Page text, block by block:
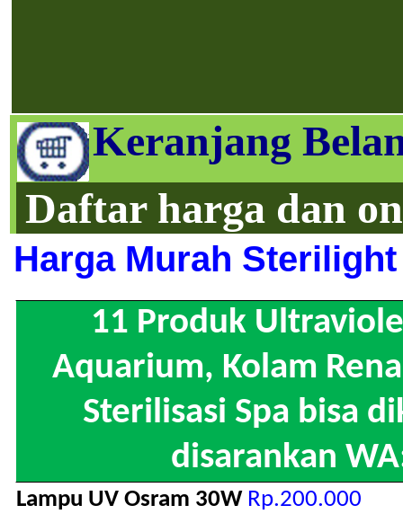
Keranjang
Daftar harga dan
Harga Murah
11 Produk
Aquarium, Kolam
Sterilisasi Spa bisa
disarankan
Lampu UV Osram 30W Rp.200.000